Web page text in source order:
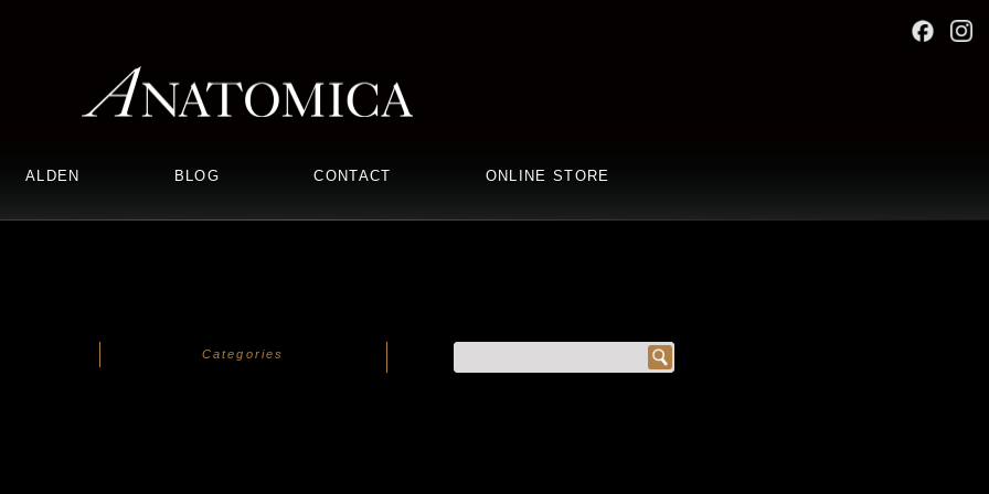
ALDEN BLOG CONTACT ONLINE STORE
Categories